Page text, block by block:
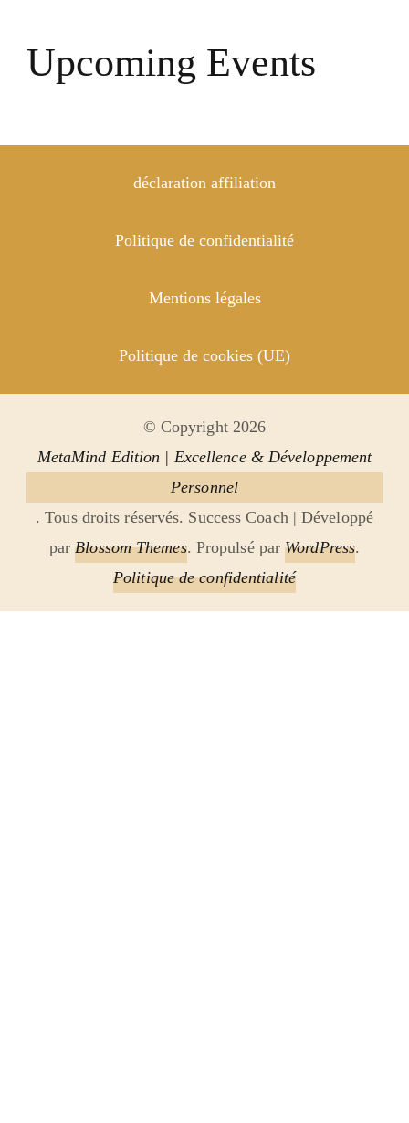
Upcoming Events
déclaration affiliation
Politique de confidentialité
Mentions légales
Politique de cookies (UE)
© Copyright 2026
MetaMind Edition | Excellence & Développement
Personnel
. Tous droits réservés. Success Coach | Développé
parBlossom Themes. Propulsé parWordPress.
Politique de confidentialité